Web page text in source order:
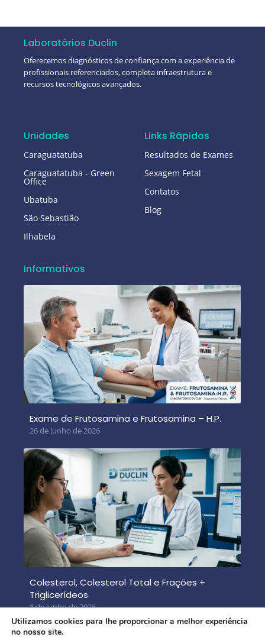
Laboratórios Duclin
Oferecemos diagnósticos de confiança com a experiência de
profissionais referenciados, completa infraestrutura e
recursos tecnológicos avançados.
Unidades
Caraguatatuba
Caraguatatuba - Green
Office
Ubatuba
São Sebastião
Ilhabela
Links Rápidos
Resultados de Exames
Sexagem Fetal
Contatos
Blog
Informativos
Exame de Frutosamina e Frutosamina – H.P.
26 de junho de 2026
Colesterol, Colesterol Total e Frações +
Triglicerídeos
8 de junho de 2026
Utilizamos cookies para lhe proporcionar a melhor experiência
no nosso site.